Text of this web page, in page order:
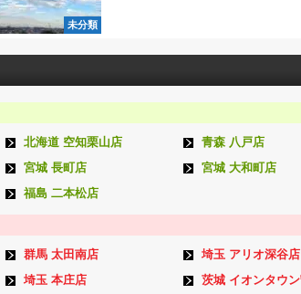
未分類
北海道 空知栗山店
青森 八戸店
宮城 長町店
宮城 大和町店
福島 二本松店
群馬 太田南店
埼玉 アリオ深谷店
埼玉 本庄店 茨城 イオンタウ